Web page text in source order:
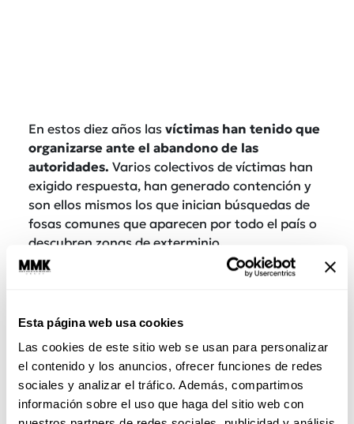
Esta página web usa cookies
Las cookies de este sitio web se usan para personalizar
el contenido y los anuncios, ofrecer funciones de redes
sociales y analizar el tráfico. Además, compartimos
información sobre el uso que haga del sitio web con
En estos diez años las víctimas han tenido que
organizarse ante el abandono de las
autoridades. Varios colectivos de víctimas han
exigido respuesta, han generado contención y
son ellos mismos los que inician búsquedas de
fosas comunes que aparecen por todo el país o
descubren zonas de exterminio.
Muy preocupante es la pasividad de buena
escándalos de corrupción
muertos, no por la impunidad.